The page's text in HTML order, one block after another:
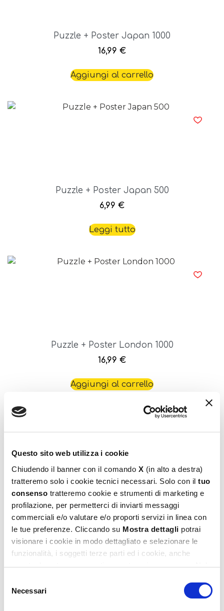
Questo sito web utilizza i cookie
Chiudendo il banner con il comando X (in alto a destra)
tratteremo solo i cookie tecnici necessari. Solo con il tuo
consenso tratteremo cookie e strumenti di marketing e
profilazione, per permetterci di inviarti messaggi
commerciali e/o valutare e/o proporti servizi in linea con
le tue preferenze. Cliccando su Mostra dettagli potrai
visionare i cookie in modo dettagliato e selezionare le
funzionalità, i soggetti terze parti ed i cookie, anche
eventualmente raggruppati per categorie omogenee. Nel
Privacy e Cookie Policy,
dove potrai avere maggiori
informazioni e modificare le tue scelte. Potrai verificare e
delNecessari
Puzzle + Poster Japan 1000
16,99 €
Aggiungi al carrello
Puzzle + Poster Japan 500
6,99 €
Leggi tutto
Puzzle + Poster London 1000
16,99 €
Aggiungi al carrello
16,99€
Aggiungi al carrello